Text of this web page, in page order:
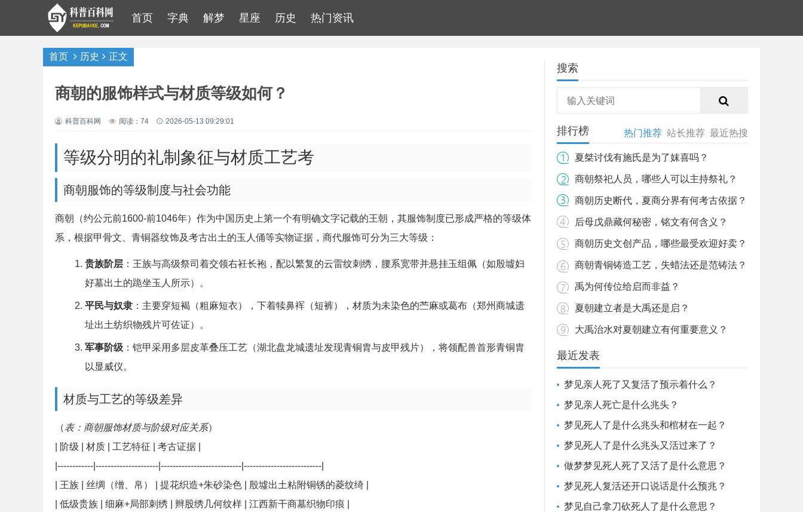
首页 字典 解梦 星座 历史 热门资讯
首页 历史 正文
商朝的服饰样式与材质等级如何？
科普百科网 阅读：74 2026-05-13 09:29:01
等级分明的礼制象征与材质工艺考
商朝服饰的等级制度与社会功能
商朝（约公元前1600-前1046年）作为中国历史上第一个有明确文字记载的王朝，其服饰制度已形成严格的等级体
系，根据甲骨文、青铜器纹饰及考古出土的玉人俑等实物证据，商代服饰可分为三大等级：
贵族阶层 ：王族与高级祭司着交领右衽长袍，配以繁复的云雷纹刺绣，腰系宽带并悬挂玉组佩（如殷墟妇
好墓出土的跪坐玉人所示）。
平民与奴隶 ：主要穿短褐（粗麻短衣），下着犊鼻裈（短裤），材质为未染色的苎麻或葛布（郑州商城遗
址出土纺织物残片可佐证）。
军事阶级 ：铠甲采用多层皮革叠压工艺（湖北盘龙城遗址发现青铜胄与皮甲残片），将领配兽首形青铜胄
以显威仪。
材质与工艺的等级差异
（表：商朝服饰材质与阶级对应关系）
| 阶级 | 材质 | 工艺特征 | 考古证据 |
|------------|---------------------|---------------------------|--------------------------|
| 王族 | 丝绸（缯、帛） | 提花织造+朱砂染色 | 殷墟出土粘附铜锈的菱纹绮 |
| 低级贵族 | 细麻+局部刺绣 | 辫股绣几何纹样 | 江西新干商墓织物印痕 |
搜索
排行榜 热门推荐 站长推荐 最近热搜
夏桀讨伐有施氏是为了妺喜吗？
商朝祭祀人员，哪些人可以主持祭礼？
商朝历史断代，夏商分界有何考古依据？
后母戊鼎藏何秘密，铭文有何含义？
商朝历史文创产品，哪些最受欢迎好卖？
商朝青铜铸造工艺，失蜡法还是范铸法？
禹为何传位给启而非益？
夏朝建立者是大禹还是启？
大禹治水对夏朝建立有何重要意义？
最近发表
梦见亲人死了又复活了预示着什么？
梦见亲人死亡是什么兆头？
梦见死人了是什么兆头和棺材在一起？
梦见死人了是什么兆头又活过来了？
做梦梦见死人死了又活了是什么意思？
梦见死人复活还开口说话是什么预兆？
梦见自己拿刀砍死人了是什么意思？